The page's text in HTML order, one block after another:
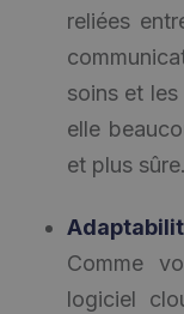
reliées
soins et
elle
et plus sûre.
Comme
logiciel